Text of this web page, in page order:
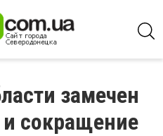
замечен
и сокращение